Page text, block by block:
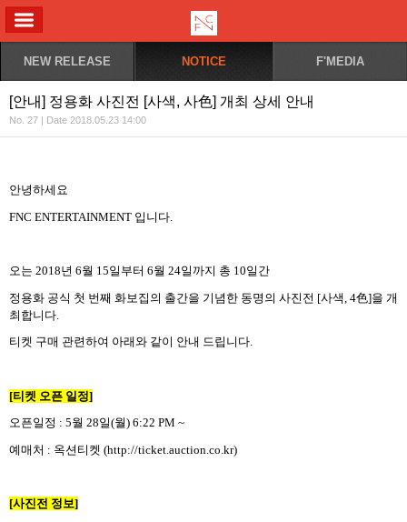
NEW RELEASE NOTICE F'MEDIA
[안내] 정용화 사진전 [사색, 사色] 개최 상세 안내
No. 27 | Date 2018.05.23 14:00
안녕하세요
FNC ENTERTAINMENT 입니다
오는 2018년 6월 15일부터 6월 24일까지 총 10일간
정용화 공식 첫 번째 화보집의 출간을 기념한 동명의 사진전 [사색 , 4色]을 개
최합니다
티켓 구매 관련하여 아래와 같이 안내 드립니다.
[티켓 오픈 일정]
오픈일정 : 5월 28일(월) 6:22 PM ~
예매처 : 옥션티켓 (http://ticket.auction.co.kr)
[사진전 정보]